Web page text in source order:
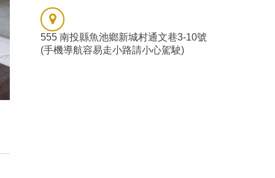
555 南投縣魚池鄉新城村通文巷3-10號
(手機導航容易走小路請小心駕駛)